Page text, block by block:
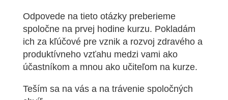
Odpovede na tieto otázky preberieme
spoločne na prvej hodine kurzu. Pokladám
ich za kľúčové pre vznik a rozvoj zdravého a
produktívneho vzťahu medzi vami ako
účastníkom a mnou ako učiteľom na kurze.
Teším sa na vás a na trávenie spoločných